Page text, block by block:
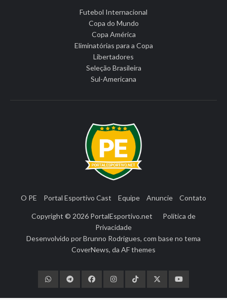
Futebol Internacional
Copa do Mundo
Copa América
Eliminatórias para a Copa
Libertadores
Seleção Brasileira
Sul-Americana
O PE Portal Esportivo Cast Equipe Anuncie Contato
Copyright © 2026 PortalEsportivo.net
Política de
Privacidade
Desenvolvido porBrunno Rodrigues, com base no tema
CoverNews, da AF themes